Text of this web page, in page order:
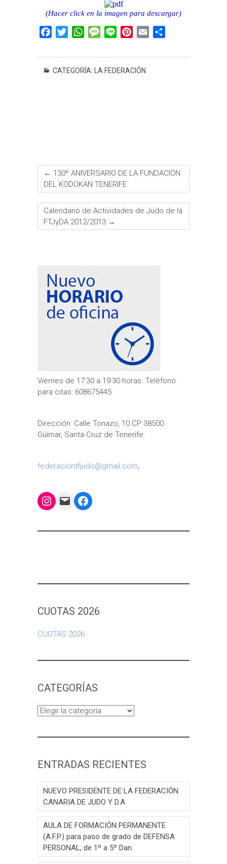
(Hacer click en la imagen para descargar)
c
e
i
t
W
a
t
M
s
s
n
e
n
t
a
m
CATEGORÍA: LA FEDERACIÓN
← 130º ANIVERSARIO DE LA FUNDACIÓN
DEL KODOKAN TENERIFE
Calendario de Actividades de Judo de la
FTJyDA 2012/2013 →
Viernes de 17:30 a 19:30 horas. Teléfono
para citas: 608675445
Dirección: Calle Tonazo, 10 CP 38500
Güímar, Santa Cruz de Tenerife
federaciontfjudo@gmail.com,
Instagram
MailFacebook
CUOTAS 2026
CUOTAS 2026
CATEGORÍAS
Categorías
ENTRADAS RECIENTES
NUEVO PRESIDENTE DE LA FEDERACIÓN
CANARIA DE JUDO Y D.A
AULA DE FORMACIÓN PERMANENTE
(A.F.P.) para paso de grado de DEFENSA
PERSONAL, de 1º a 5º Dan.